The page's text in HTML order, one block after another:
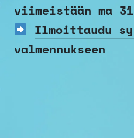
viimeistään ma
Ilmoittaudu
valmennukseen